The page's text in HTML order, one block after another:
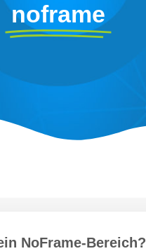
noframe
NoFrame-Bereich?